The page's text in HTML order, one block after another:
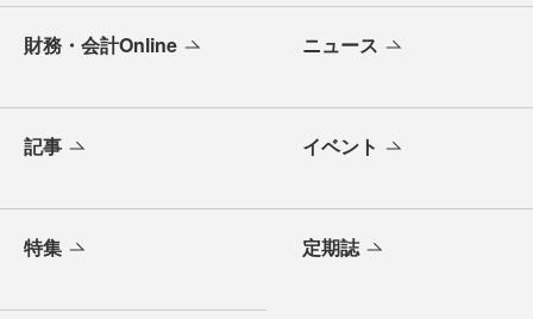
財務・会計Online ニュース
記事 イベント
特集 定期誌